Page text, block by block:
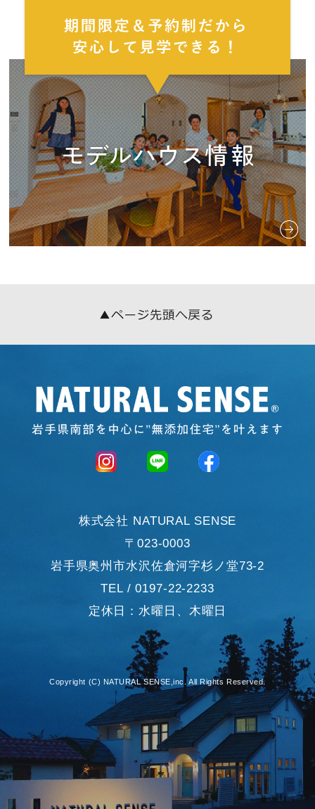
株式会社 NATURAL SENSE
〒023-0003
岩手県奥州市水沢佐倉河字杉ノ堂73-2
TEL / 0197-22-2233
定休日：水曜日、木曜日
Copyright (C) NATURAL SENSE,inc. All Rights Reserved.